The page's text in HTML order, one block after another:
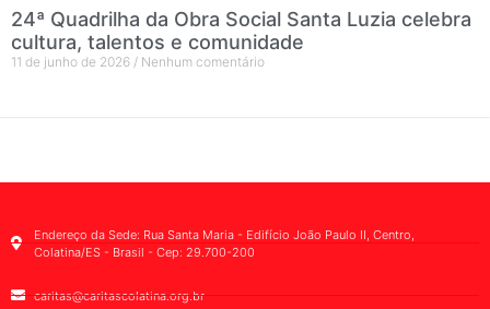
24ª Quadrilha da Obra Social Santa Luzia celebra
cultura, talentos e comunidade
11 de junho de 2026 Nenhum comentário
Endereço da Sede: Rua Santa Maria - Edifício João Paulo II, Centro,
Colatina/ES - Brasil - Cep: 29.700-200
caritas@caritascolatina.org.br